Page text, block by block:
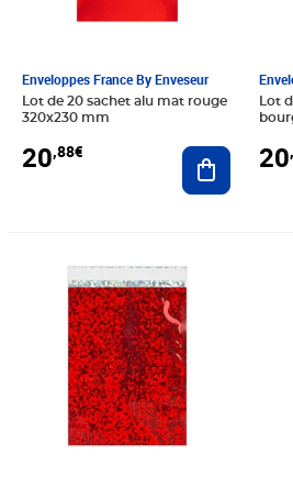
Enveloppes France By Enveseur
Lot de 20 sachet alu mat rouge
320x230 mm
20,88€ Ajouter au
Lot
20
Prix 31,80€